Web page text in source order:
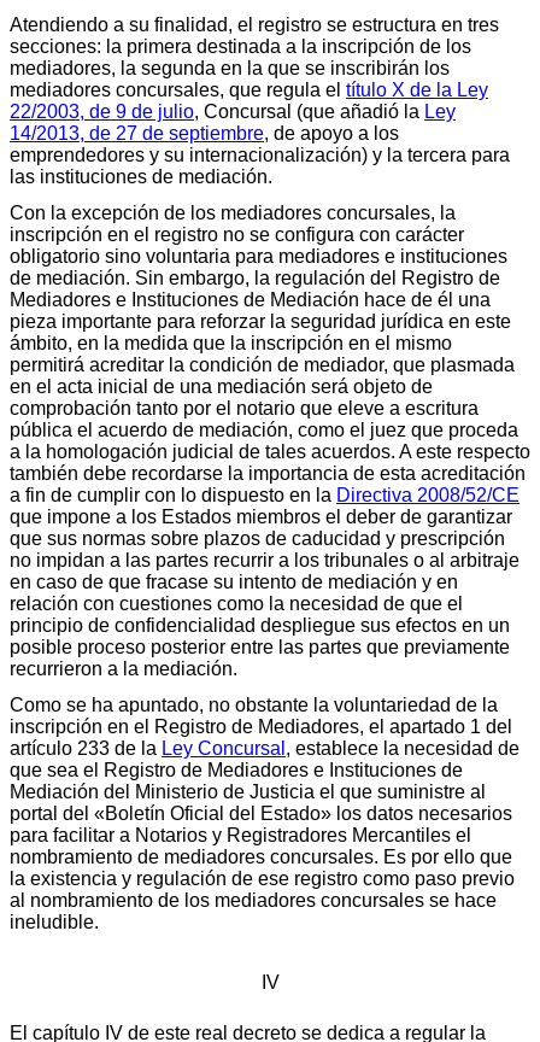
Atendiendo a su finalidad, el registro se estructura en tres
secciones: la primera destinada a la inscripción de los
mediadores, la segunda en la que se inscribirán los
mediadores concursales, que regula el título X de la Ley
22/2003, de 9 de julio, Concursal (que añadió la Ley
14/2013, de 27 de septiembre, de apoyo a los
emprendedores y su internacionalización) y la tercera para
las instituciones de mediación.
Con la excepción de los mediadores concursales, la
inscripción en el registro no se configura con carácter
obligatorio sino voluntaria para mediadores e instituciones
de mediación. Sin embargo, la regulación del Registro de
Mediadores e Instituciones de Mediación hace de él una
pieza importante para reforzar la seguridad jurídica en este
ámbito, en la medida que la inscripción en el mismo
permitirá acreditar la condición de mediador, que plasmada
en el acta inicial de una mediación será objeto de
comprobación tanto por el notario que eleve a escritura
pública el acuerdo de mediación, como el juez que proceda
a la homologación judicial de tales acuerdos. A este respecto
también debe recordarse la importancia de esta acreditación
a fin de cumplir con lo dispuesto en la Directiva 2008/52/CE
que impone a los Estados miembros el deber de garantizar
que sus normas sobre plazos de caducidad y prescripción
no impidan a las partes recurrir a los tribunales o al arbitraje
en caso de que fracase su intento de mediación y en
relación con cuestiones como la necesidad de que el
principio de confidencialidad despliegue sus efectos en un
posible proceso posterior entre las partes que previamente
recurrieron a la mediación.
Como se ha apuntado, no obstante la voluntariedad de la
inscripción en el Registro de Mediadores, el apartado 1 del
artículo 233 de la Ley Concursal , establece la necesidad de
que sea el Registro de Mediadores e Instituciones de
Mediación del Ministerio de Justicia el que suministre al
portal del «Boletín Oficial del Estado» los datos necesarios
para facilitar a Notarios y Registradores Mercantiles el
nombramiento de mediadores concursales. Es por ello que
la existencia y regulación de ese registro como paso previo
al nombramiento de los mediadores concursales se hace
ineludible.
IV
El capítulo IV de este real decreto se dedica a regular la